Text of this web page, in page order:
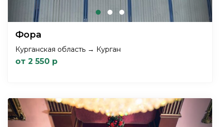
Фора
Курганская область → Курган
от 2 550 р